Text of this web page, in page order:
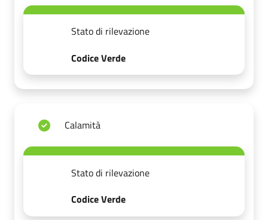
Stato di rilevazione
Codice Verde
Calamità
Stato di rilevazione
Codice Verde